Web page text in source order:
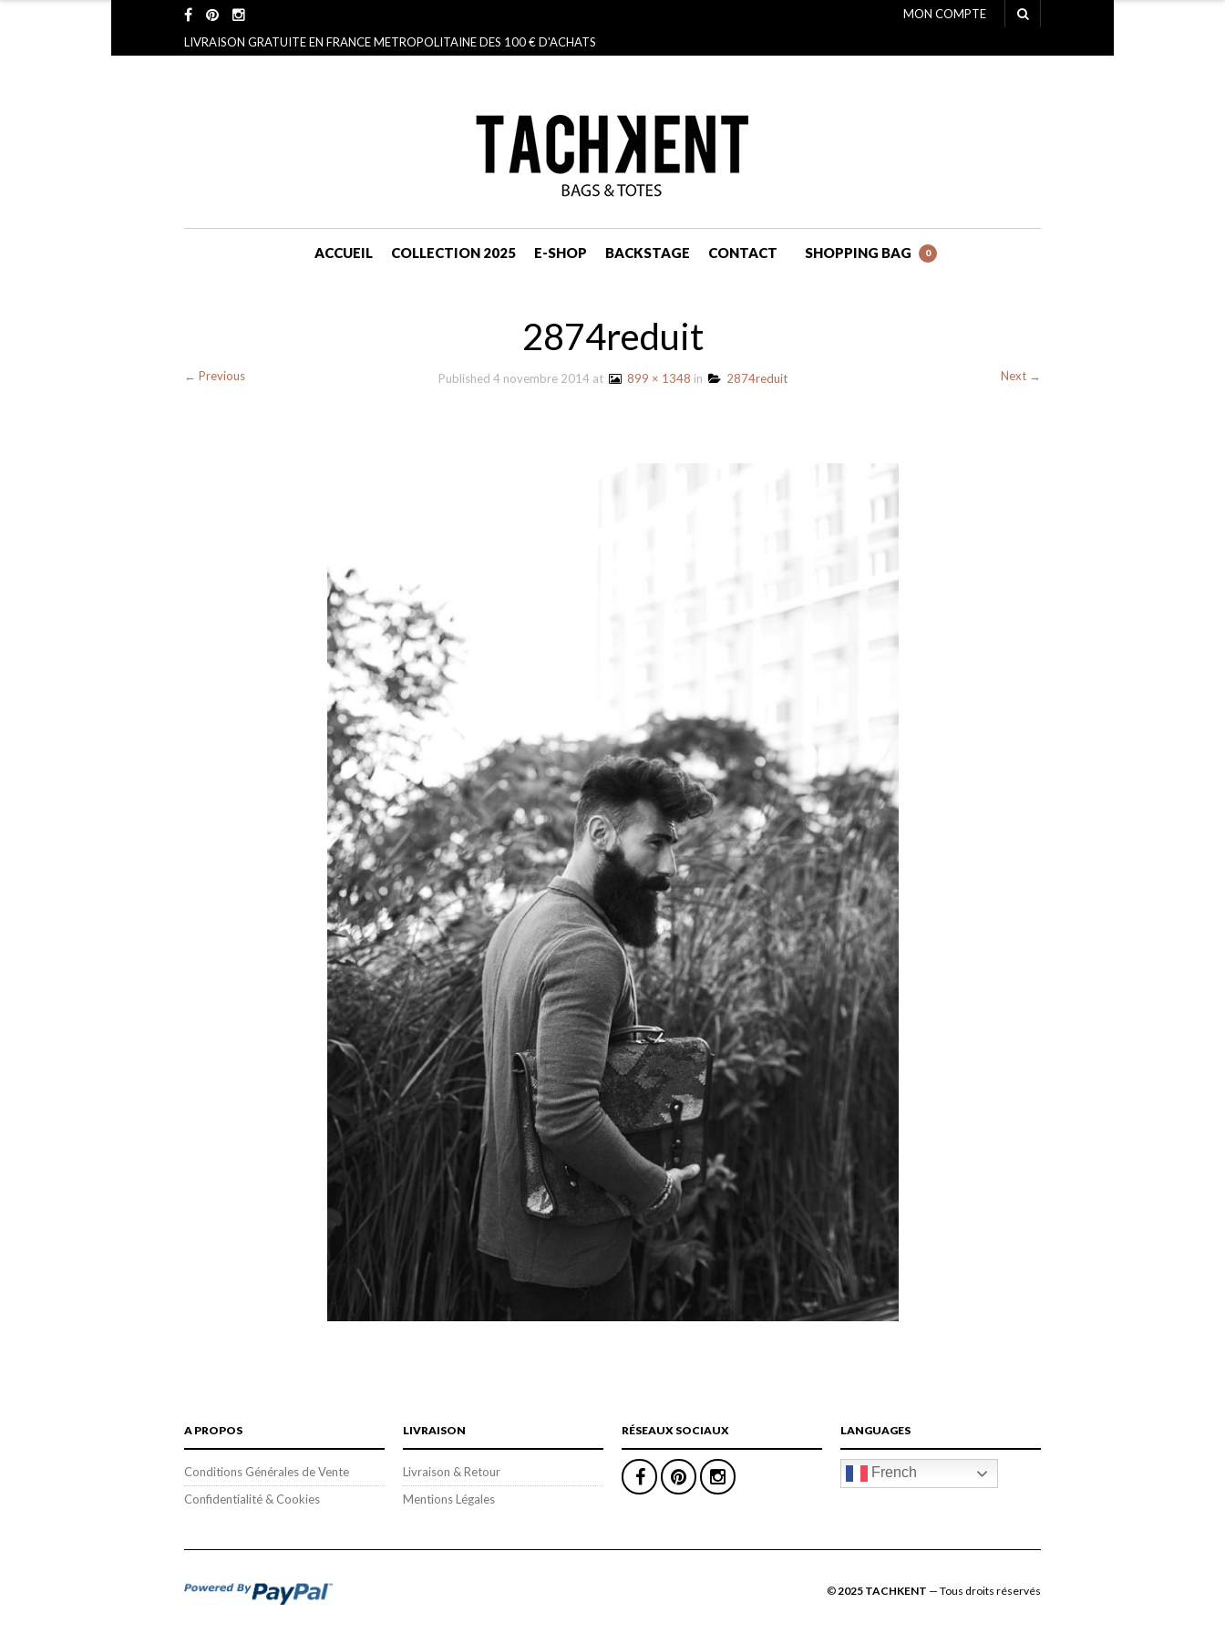
LIVRAISON GRATUITE EN FRANCE METROPOLITAINE DES 100 € D'ACHATS
MON COMPTE
ACCUEIL COLLECTION 2025 E-SHOP BACKSTAGE CONTACT SHOPPING BAG 0
2874reduit
Published 4 novembre 2014at 899 × 1348 in 2874reduit
← Previous Next →
A PROPOS
Conditions Générales de Vente
Confidentialité & Cookies
LIVRAISON
Livraison & Retour
Mentions Légales
RÉSEAUX SOCIAUX LANGUAGES
French
©2025 TACHKENT — Tous droits réservés
NAVIGATION